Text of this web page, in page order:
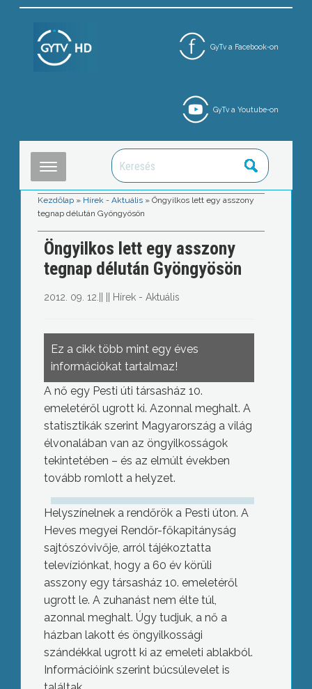
GyTv a Facebook-on
GyTv a Youtube-on
Kezdőlap » Hírek - Aktuális »Öngyilkos lett egy asszony
tegnap délután Gyöngyösön
Öngyilkos lett egy asszony
tegnap délután Gyöngyösön
2012. 09. 12. Hírek - Aktuális
Ez a cikk több mint egy éves
információkat tartalmaz!
A nő egy Pesti úti társasház 10.
emeletéről ugrott ki. Azonnal meghalt. A
statisztikák szerint Magyarország a világ
élvonalában van az öngyilkosságok
tekintetében – és az elmúlt években
tovább romlott a helyzet.
Helyszínelnek a rendőrök a Pesti úton. A
Heves megyei Rendőr-főkapitányság
sajtószóvivője, arról tájékoztatta
televíziónkat, hogy a 60 év körüli
asszony egy társasház 10. emeletéről
ugrott le. A zuhanást nem élte túl,
azonnal meghalt. Úgy tudjuk, a nő a
házban lakott és öngyilkossági
szándékkal ugrott ki az emeleti ablakból.
Információink szerint búcsúlevelet is